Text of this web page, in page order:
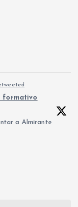
formativo
a Almirante